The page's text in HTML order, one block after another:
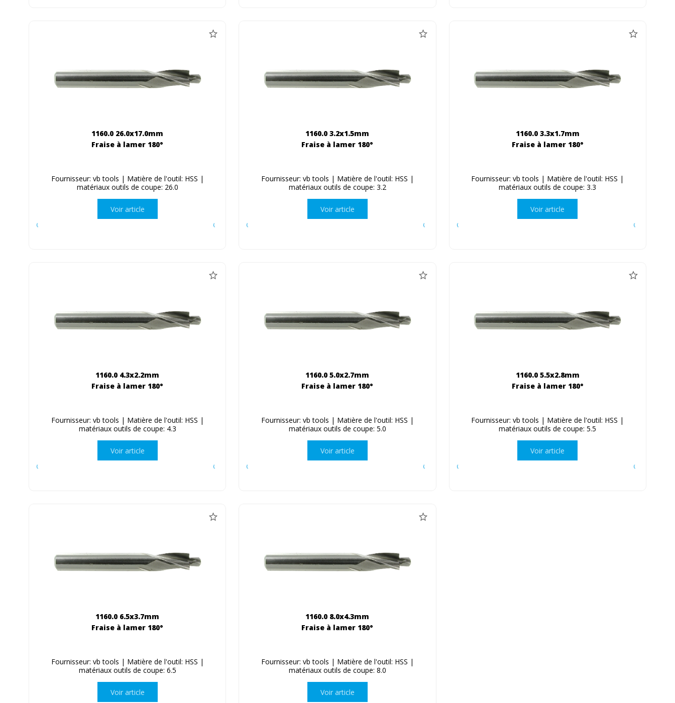
1160.0 26.0x17.0mm
Fraise à lamer 180°
Fournisseur: vb tools | Matière de l'outil: HSS |
matériaux outils de coupe: 26.0
Voir article
1160.0 3.2x1.5mm
Fraise à lamer 180°
Fournisseur: vb tools | Matière de l'outil: HSS |
matériaux outils de coupe: 3.2
Voir article
1160.0 3.3x1.7mm
Fraise à lamer 180°
Fournisseur: vb tools | Matière de l'outil: HSS |
matériaux outils de coupe: 3.3
Voir article
1160.0 4.3x2.2mm
Fraise à lamer 180°
Fournisseur: vb tools | Matière de l'outil: HSS |
matériaux outils de coupe: 4.3
Voir article
1160.0 5.0x2.7mm
Fraise à lamer 180°
Fournisseur: vb tools | Matière de l'outil: HSS |
matériaux outils de coupe: 5.0
Voir article
1160.0 5.5x2.8mm
Fraise à lamer 180°
Fournisseur: vb tools | Matière de l'outil: HSS |
matériaux outils de coupe: 5.5
Voir article
1160.0 6.5x3.7mm
Fraise à lamer 180°
Fournisseur: vb tools | Matière de l'outil: HSS |
matériaux outils de coupe: 6.5
Voir article
1160.0 8.0x4.3mm
Fraise à lamer 180°
Fournisseur: vb tools | Matière de l'outil: HSS |
matériaux outils de coupe: 8.0
Voir article